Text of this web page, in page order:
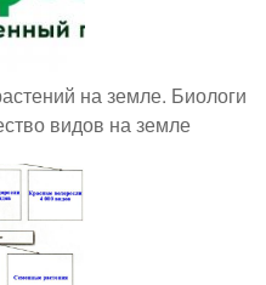
на земле. Биологи
видов на земле